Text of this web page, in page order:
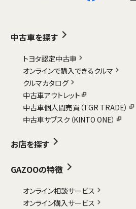
中古車を探す
トヨタ認定中古車
オンラインで購入できるクルマ
クルマカタログ
中古車アウトレット
中古車個人間売買（TGR TRADE）
中古車サブスク（KINTO ONE）
お店を探す
GAZOOの特徴
オンライン相談サービス
オンライン購入サービス